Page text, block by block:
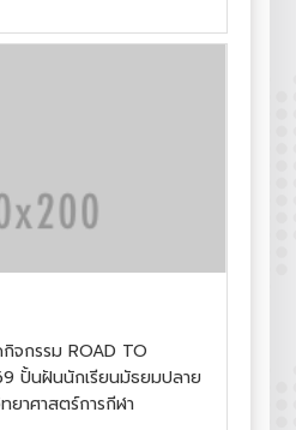
จกรรม ROAD TO
ปั้นฝันนักเรียนมัธยมปลาย
ยาศาสตร์การกีฬา